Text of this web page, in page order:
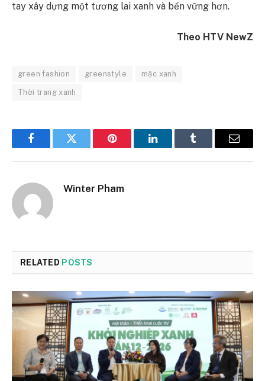
tay xây dựng một tương lai xanh và bền vững hơn.
Theo HTV NewZ
green fashion greenstyle mặc xanh
Thời trang xanh
FacebookTwitter Pinterest LinkedInTumblr Email
Winter Pham
RELATED POSTS